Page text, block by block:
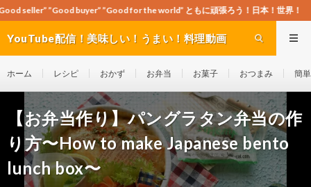
”Good for the world” ともに頑張ろう！日本！世界！
YouTube配信！美味しい！うまい！料理動画
ホーム レシピ おかず お弁当 お菓子 おつまみ 簡
【お弁当作り】パングラタン弁当の作
り方〜How to make Japanese bento
lunch box〜